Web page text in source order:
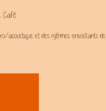
Café
acoustique et des rythmes envoûtants de